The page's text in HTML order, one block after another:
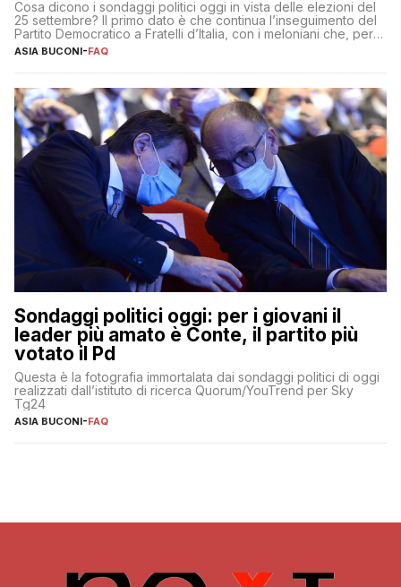
Cosa dicono i sondaggi politici oggi in vista delle elezioni del
25 settembre? Il primo dato è che continua l’inseguimento del
Partito Democratico a Fratelli d’Italia, con i meloniani che, però,
sembrano accumulare sempre più distacco affermandosi come
primo partito con il 24% (+0,7% rispetto a fine luglio), un
ASIA BUCONI-FAQ
Sondaggi politici oggi: per i giovani il
leader più amato è Conte, il partito più
votato il Pd
Questa è la fotografia immortalata dai sondaggi politici di oggi
realizzati dall’istituto di ricerca Quorum/YouTrend per Sky
Tg24
ASIA BUCONI-FAQ